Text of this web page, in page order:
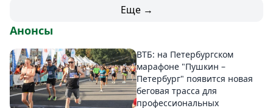
Еще →
Анонсы
ВТБ: на Петербургском
марафоне "Пушкин –
Петербург" появится новая
беговая трасса для
профессиональных